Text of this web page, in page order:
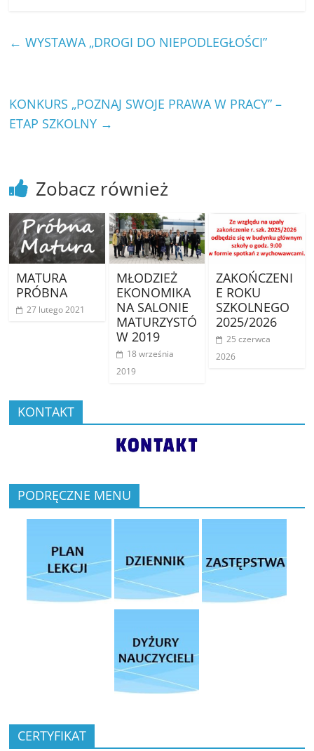
← WYSTAWA „DROGI DO NIEPODLEGŁOŚCI”
KONKURS „POZNAJ SWOJE PRAWA W PRACY” –
ETAP SZKOLNY →
Zobacz również
MATURA
PRÓBNA
27 lutego 2021
MŁODZIEŻ
EKONOMIKA
NA SALONIE
MATURZYSTÓ
W 2019
18 września
2019
ZAKOŃCZENI
E ROKU
SZKOLNEGO
2025/2026
25 czerwca
2026
KONTAKT
PODRĘCZNE MENU
CERTYFIKAT